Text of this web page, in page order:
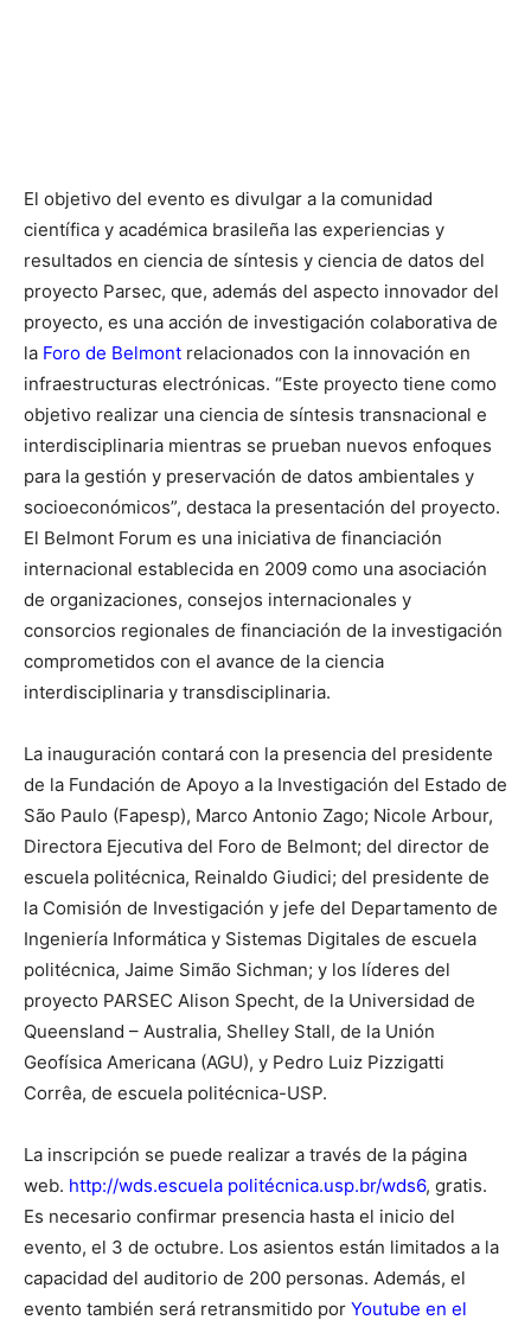
El objetivo del evento es divulgar a la comunidad
científica y académica brasileña las experiencias y
resultados en ciencia de síntesis y ciencia de datos del
proyecto Parsec, que, además del aspecto innovador del
proyecto, es una acción de investigación colaborativa de
la Foro de Belmont relacionados con la innovación en
infraestructuras electrónicas. “Este proyecto tiene como
objetivo realizar una ciencia de síntesis transnacional e
interdisciplinaria mientras se prueban nuevos enfoques
para la gestión y preservación de datos ambientales y
socioeconómicos”, destaca la presentación del proyecto.
El Belmont Forum es una iniciativa de financiación
internacional establecida en 2009 como una asociación
de organizaciones, consejos internacionales y
consorcios regionales de financiación de la investigación
comprometidos con el avance de la ciencia
interdisciplinaria y transdisciplinaria.
La inauguración contará con la presencia del presidente
de la Fundación de Apoyo a la Investigación del Estado de
São Paulo (Fapesp), Marco Antonio Zago; Nicole Arbour,
Directora Ejecutiva del Foro de Belmont; del director de
escuela politécnica, Reinaldo Giudici; del presidente de
la Comisión de Investigación y jefe del Departamento de
Ingeniería Informática y Sistemas Digitales de escuela
politécnica, Jaime Simão Sichman; y los líderes del
proyecto PARSEC Alison Specht, de la Universidad de
Queensland – Australia, Shelley Stall, de la Unión
Geofísica Americana (AGU), y Pedro Luiz Pizzigatti
Corrêa, de escuela politécnica-USP.
La inscripción se puede realizar a través de la página
web. http://wds.escuela politécnica.usp.br/wds6, gratis.
Es necesario confirmar presencia hasta el inicio del
evento, el 3 de octubre. Los asientos están limitados a la
capacidad del auditorio de 200 personas. Además, el
evento también será retransmitido por Youtube en el